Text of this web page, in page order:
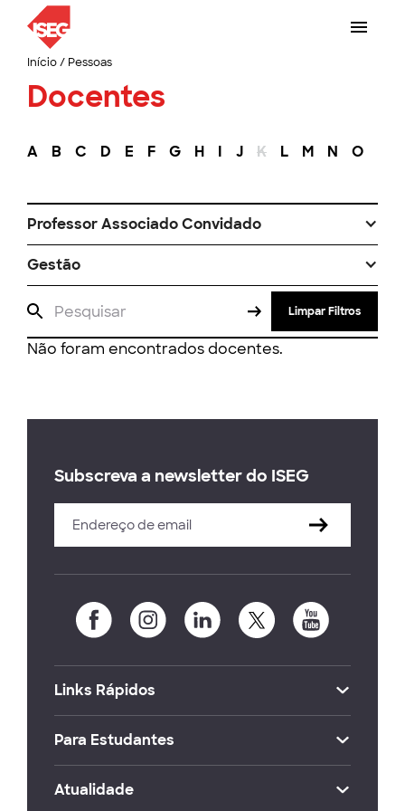
Início/ Pessoas
Docentes
A B C D E F G H I J K L M N O
Professor Associado Convidado
Gestão
Limpar Filtros
Não foram encontrados docentes.
Subscreva a newsletter do ISEG
Links Rápidos
Para Estudantes
Atualidade